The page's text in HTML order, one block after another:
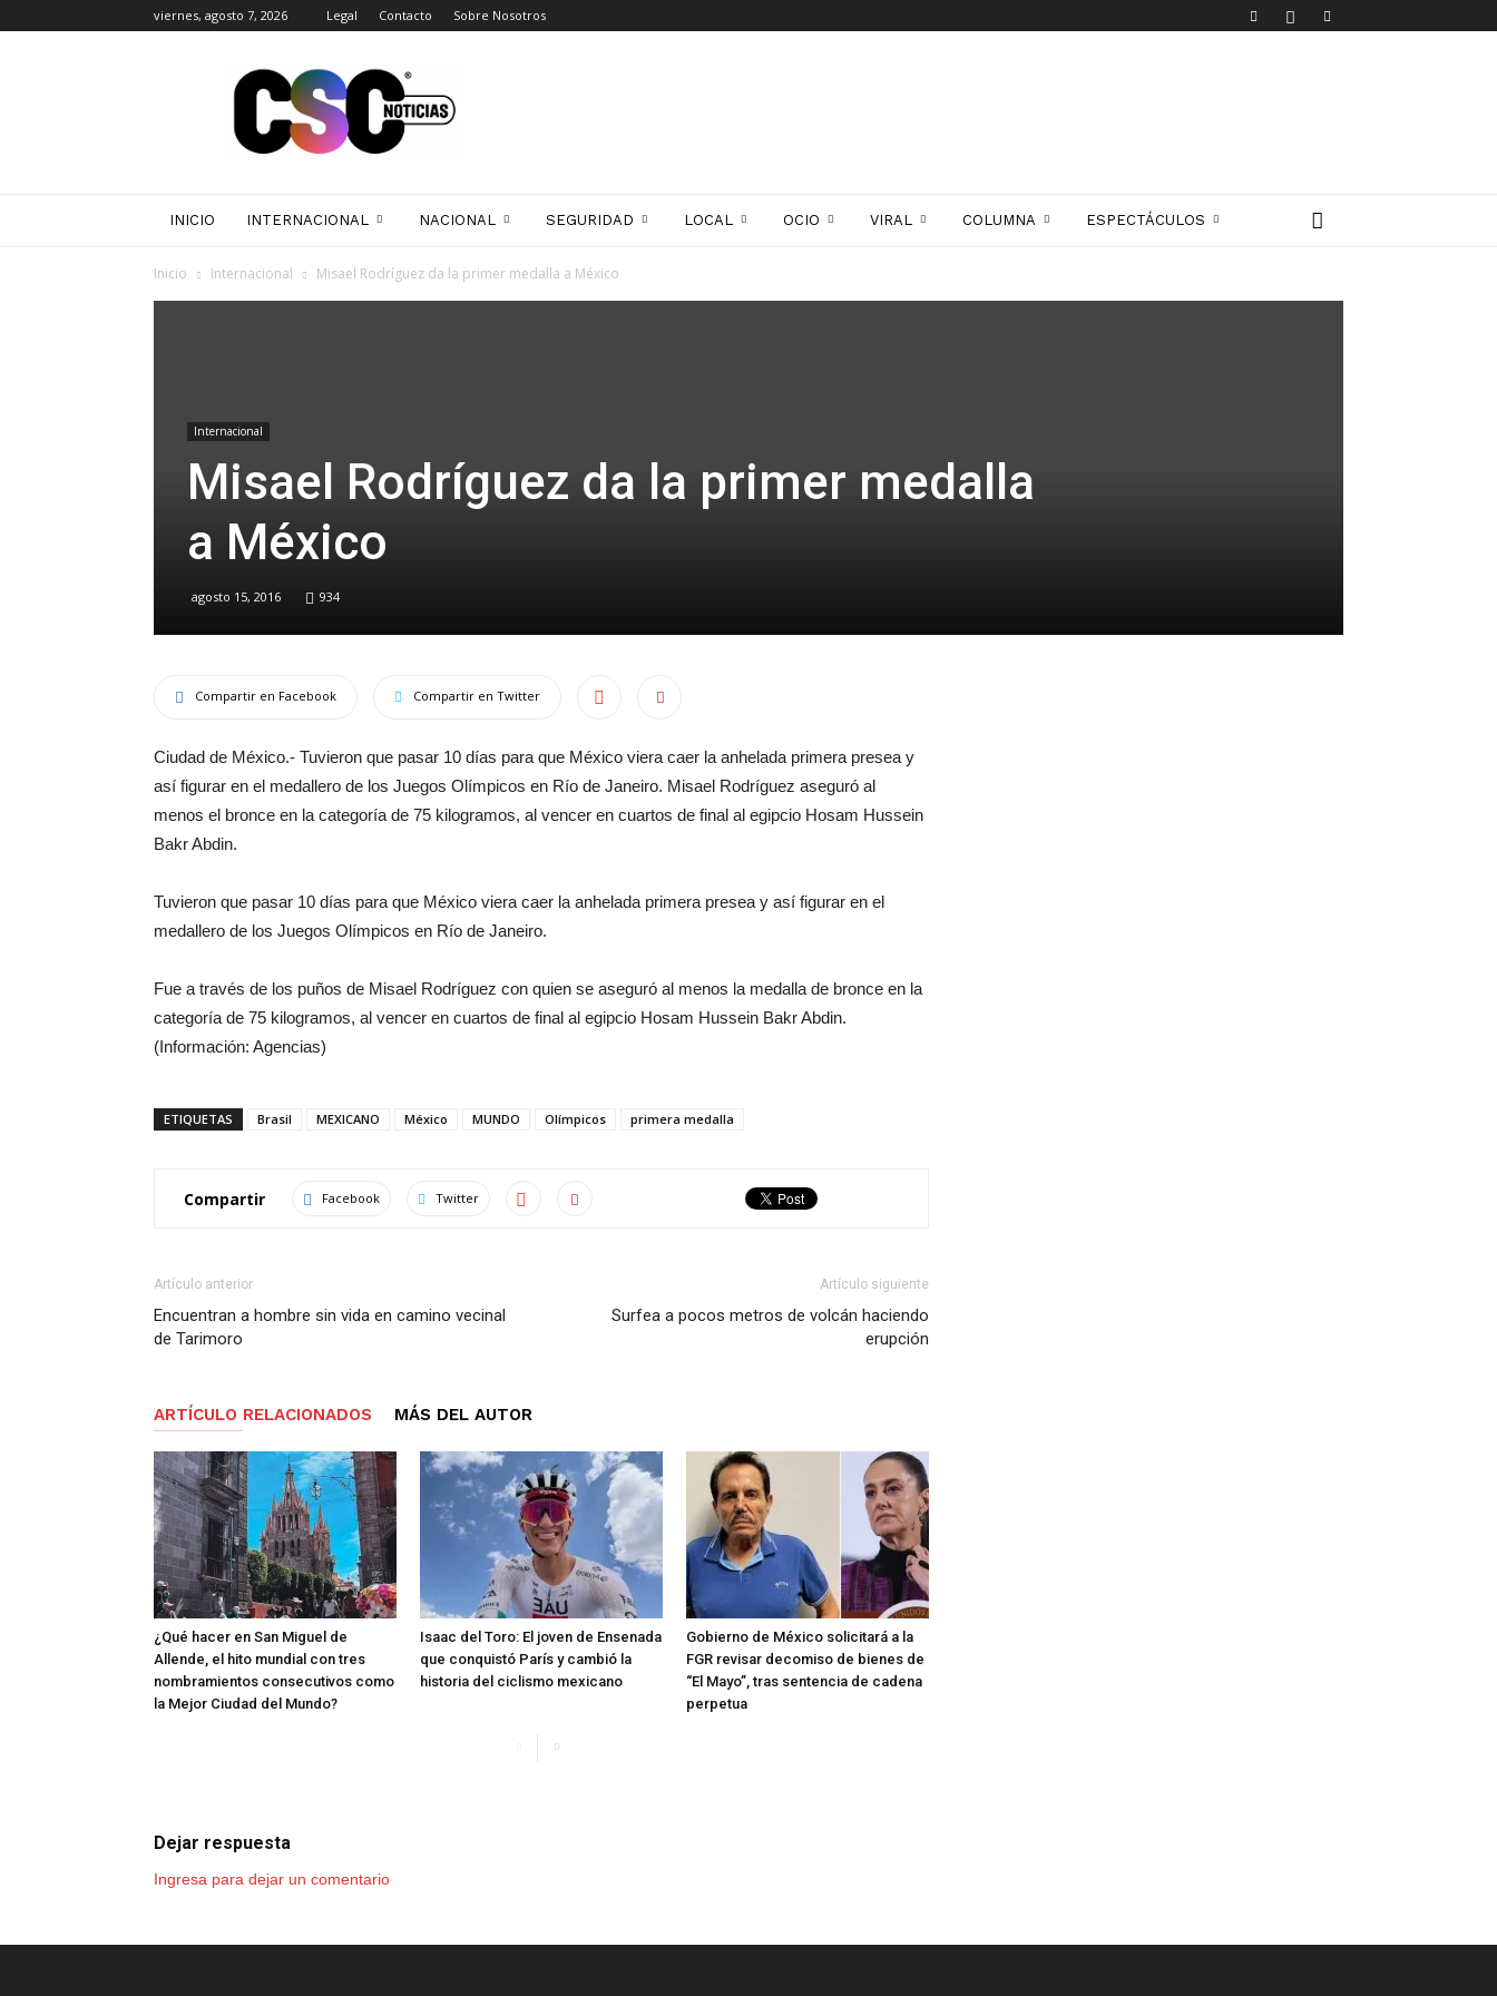
viernes, agosto 7, 2026 Legal Contacto Sobre Nosotros
Noticias
INICIO INTERNACIONAL NACIONAL SEGURIDAD LOCAL OCIO VIRAL COLUMNA ESPECTÁCULOS
Inicio Internacional Misael Rodríguez da la primer medalla a México
Internacional
Misael Rodríguez da la primer medalla
a México
agosto 15, 2016 934
Compartir en Facebook Compartir en Twitter
Ciudad de México.- Tuvieron que pasar 10 días para que México viera caer la anhelada primera presea y
así figurar en el medallero de los Juegos Olímpicos en Río de Janeiro. Misael Rodríguez aseguró al
menos el bronce en la categoría de 75 kilogramos, al vencer en cuartos de final al egipcio Hosam Hussein
Bakr Abdin.
Tuvieron que pasar 10 días para que México viera caer la anhelada primera presea y así figurar en el
medallero de los Juegos Olímpicos en Río de Janeiro.
Fue a través de los puños de Misael Rodríguez con quien se aseguró al menos la medalla de bronce en la
categoría de 75 kilogramos, al vencer en cuartos de final al egipcio Hosam Hussein Bakr Abdin.
(Información: Agencias)
ETIQUETAS Brasil MEXICANO México MUNDO Olímpicos primera medalla
Compartir Facebook Twitter
Artículo anterior
Encuentran a hombre sin vida en camino vecinal
de Tarimoro
Artículo siguiente
Surfea a pocos metros de volcán haciendo
erupción
ARTÍCULO RELACIONADOS MÁS DEL AUTOR
¿Qué hacer en San Miguel de
Allende, el hito mundial con tres
nombramientos consecutivos como
la Mejor Ciudad del Mundo?
Isaac del Toro: El joven de Ensenada
que conquistó París y cambió la
historia del ciclismo mexicano
Gobierno de México solicitará a la
FGR revisar decomiso de bienes de
“El Mayo”, tras sentencia de cadena
perpetua
Dejar respuesta
Ingresa para dejar un comentario